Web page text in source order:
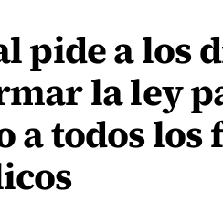
pide a los
la ley
a todos